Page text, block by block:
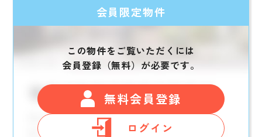
会員限定物件
この物件をご覧いただくには
会員登録（無料）が必要です。
無料会員登録
ログイン